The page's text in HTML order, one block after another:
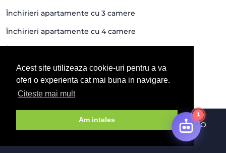
Acest site utilizeaza cookie-uri pentru a va
oferi o experienta cat mai buna in navigare.
Citeste mai mult
Am inteles
Închirieri apartamente cu 3 camere
Închirieri apartamente cu 4 camere
Închirieri spații în Brașov
© 2026 FortunaImobiliare.ro By SC NEW HOUSE SRL . O
Agentii imobiliare Brasov
1